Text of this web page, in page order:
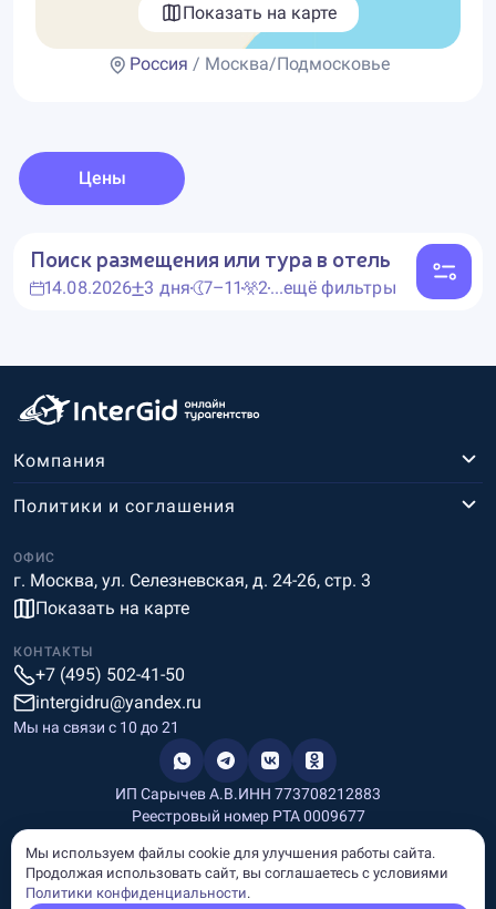
Показать на карте
Россия / Москва/Подмосковье
Цены
Поиск размещения или тура в отель
14.08.2026 3 дня 7–11 2...ещё фильтры
Компания
ОФИС
г. Москва, ул. Селезневская, д. 24-26, стр. 3
Показать на карте
Политики и соглашения
КОНТАКТЫ
+7 (495) 502-41-50
intergidru@yandex.ru
Мы на связи c 10 до 21
ИП Сарычев А.В.ИНН 773708212883
Реестровый номер РТА 0009677
Информация, размещённая на сайте, носит информационный
характер и не является рекламой и публичной офертой.
Мы используем файлы cookie для улучшения работы сайта.
Продолжая использовать сайт, вы соглашаетесь с условиями
Политики конфиденциальности.